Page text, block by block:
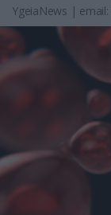
YgeiaNews | email: